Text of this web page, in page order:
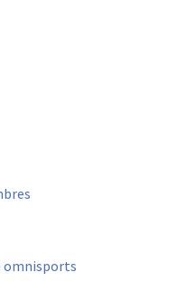
omnisports